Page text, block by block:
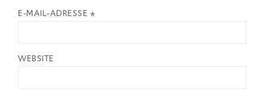
E-MAIL-ADRESSE *
WEBSITE